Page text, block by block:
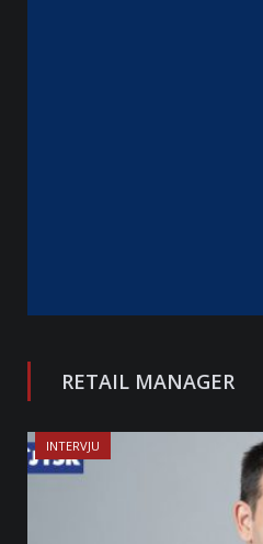
RETAIL MANAGER
INTERVJU